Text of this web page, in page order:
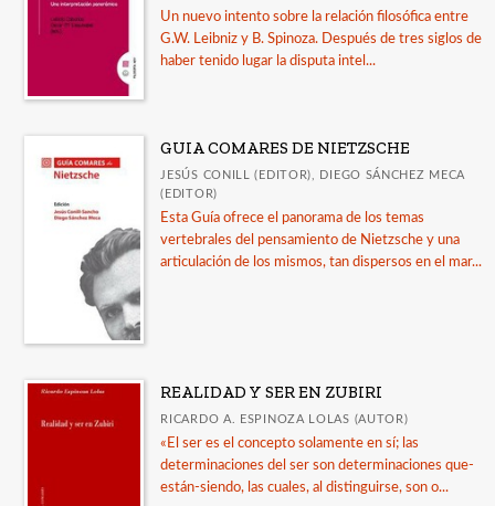
Un nuevo intento sobre la relación filosófica entre
G.W. Leibniz y B. Spinoza. Después de tres siglos de
haber tenido lugar la disputa intel...
GUIA COMARES DE NIETZSCHE
JESÚS CONILL (EDITOR), DIEGO SÁNCHEZ MECA
(EDITOR)
Esta Guía ofrece el panorama de los temas
vertebrales del pensamiento de Nietzsche y una
articulación de los mismos, tan dispersos en el mar...
REALIDAD Y SER EN ZUBIRI
RICARDO A. ESPINOZA LOLAS (AUTOR)
«El ser es el concepto solamente en sí; las
determinaciones del ser son determinaciones que-
están-siendo, las cuales, al distinguirse, son o...